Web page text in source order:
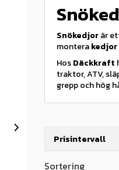
Snökedjorär
monterakedjor
HosDäckkraft
traktor, ATV,
grepp och hög
Prisintervall
Välj sortering